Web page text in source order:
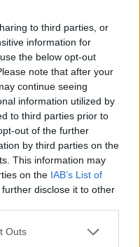
to third parties, or
information for
the below opt-out
note that after your
continue seeing
information utilized by
to third parties prior to
out of the further
by third parties on the
This information may
on the IAB’s List of
disclose it to other
one or more Google
Outs
της
καταιγίδες
- Η
παιδιά
φτάσουν σήμερα
τους, όμως το
να